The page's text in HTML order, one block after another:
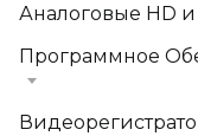
Аналоговые HD
Программное